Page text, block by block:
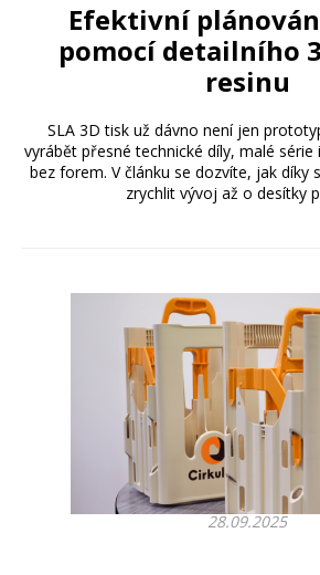
Efektivní
pomocí detailního
resinu
SLA 3D tisk už dávno není jen
vyrábět přesné technické díly, malé
bez forem. V článku se dozvíte, jak díky
zrychlit vývoj až o desítky
28.09.2025